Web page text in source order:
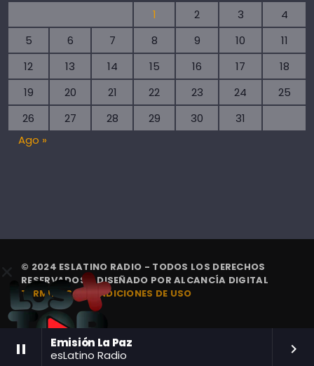
pause
Emisión La Paz
esLatino Radio
keyboard_arrow_right
1
2 3
4
5
6 7 8 9 10
11
12
13 14 15 16 17
18
19
20 21 22 23 24
25
26
27 28 29 30
31
Ago »
© 2024 ESLATINO RADIO - TODOS LOS DERECHOS
RESERVADOS. | DISEÑADO PORALCANCÍA DIGITAL
TÉRMINOS Y CONDICIONES DE USO